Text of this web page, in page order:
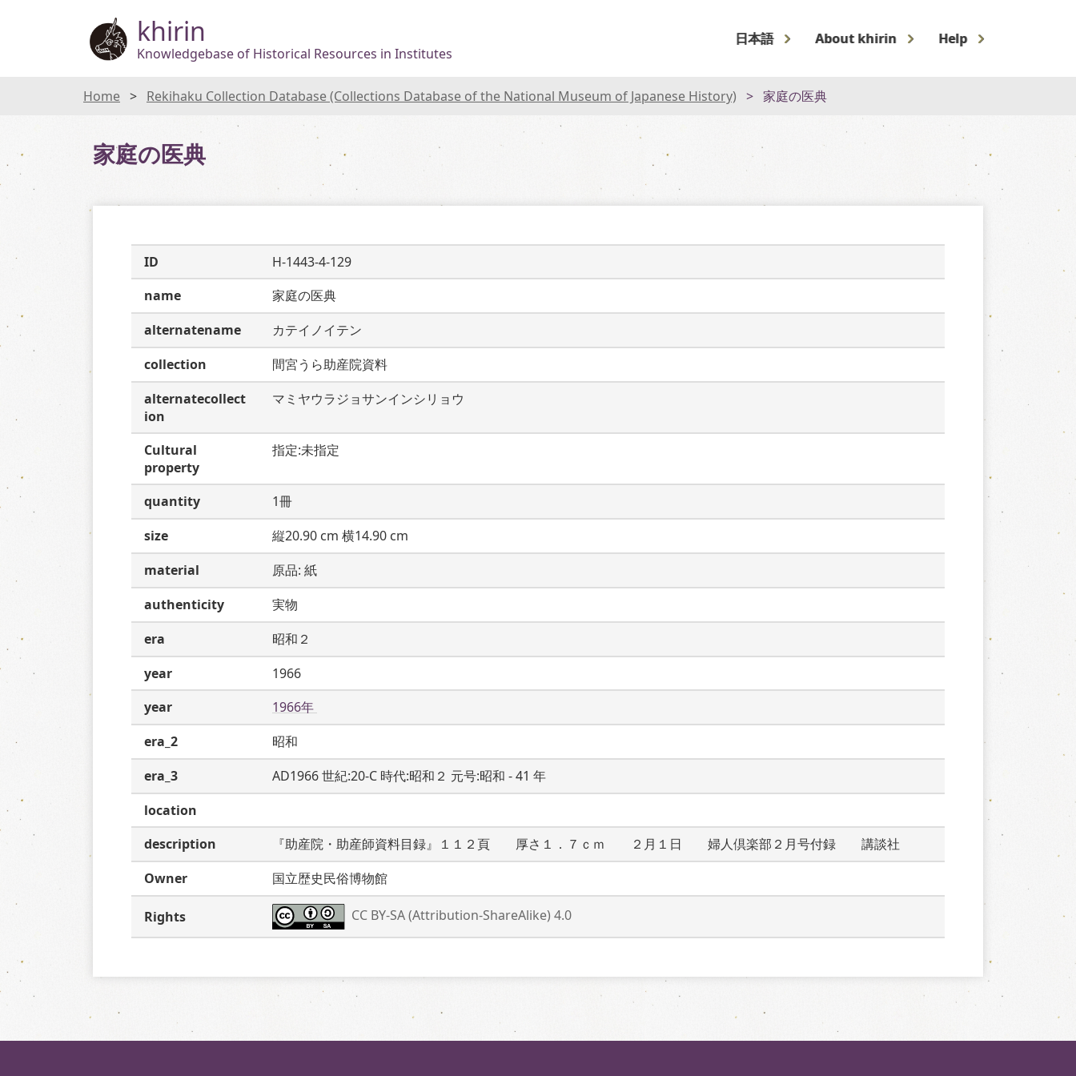
khirin
Knowledgebase of Historical Resources in Institutes
日本語 About khirin Help
Home Rekihaku Collection Database (Collections Database of the National Museum of Japanese History) 家庭の医典
家庭の医典
ID
H-1443-4-129
name
家庭の医典
alternatename
カテイノイテン
collection
間宮うら助産院資料
alternatecollect
ion
マミヤウラジョサンインシリョウ
Cultural
property
指定:未指定
quantity
1冊
size
縦20.90 cm 横14.90 cm
material
原品: 紙
authenticity
実物
era
昭和２
year
1966
year
1966年
era_2
昭和
era_3
AD1966 世紀:20-C 時代:昭和２ 元号:昭和 - 41 年
location
description
『助産院・助産師資料目録』１１２頁　　厚さ１．７ｃｍ　　２月１日　　婦人倶楽部２月号付録　　講談社
Owner
国立歴史民俗博物館
Rights CC BY-SA (Attribution-ShareAlike) 4.0